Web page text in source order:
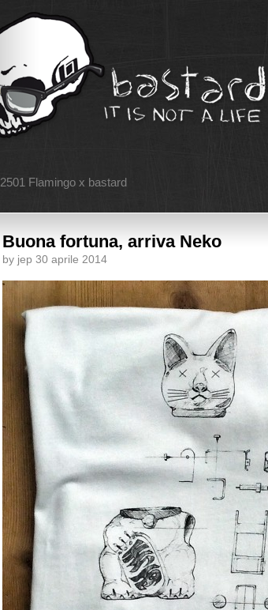
2501 Flamingo x bastard
Buona fortuna, arriva Neko
by jep 30 aprile 2014